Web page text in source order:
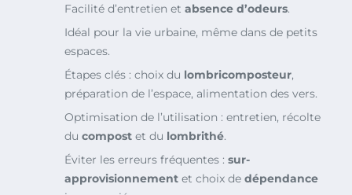
Facilité d’entretien et absence d’odeurs.
Idéal pour la vie urbaine, même dans de petits
espaces.
Étapes clés : choix du lombricomposteur,
préparation de l’espace, alimentation des vers.
Optimisation de l’utilisation : entretien, récolte
du compost et du lombrithé.
Éviter les erreurs fréquentes : sur-
approvisionnement et choix de dépendance